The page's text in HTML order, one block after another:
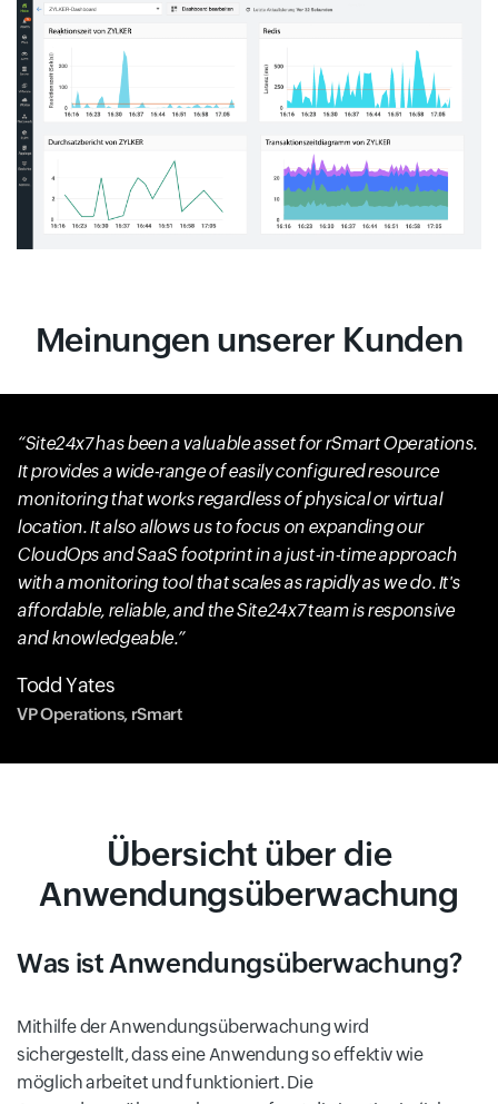
Meinungen unserer Kunden
Site24x7 has been a valuable asset for rSmart Operations.
It provides a wide-range of easily configured resource
monitoring that works regardless of physical or virtual
location. It also allows us to focus on expanding our
CloudOps and SaaS footprint in a just-in-time approach
with a monitoring tool that scales as rapidly as we do. It's
affordable, reliable, and the Site24x7 team is responsive
and knowledgeable.
Todd Yates
VP Operations, rSmart
Übersicht über die
Anwendungsüberwachung
Was ist Anwendungsüberwachung?
Mithilfe der Anwendungsüberwachung wird
sichergestellt, dass eine Anwendung so effektiv wie
möglich arbeitet und funktioniert. Die